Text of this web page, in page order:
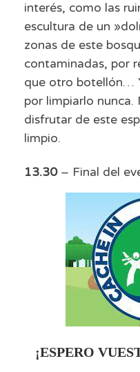
interés, como las
escultura de un
zonas de este
contaminadas, por
que otro botellón…
por limpiarlo
disfrutar de este
limpio.
13.30– Final del
¡ESPERO